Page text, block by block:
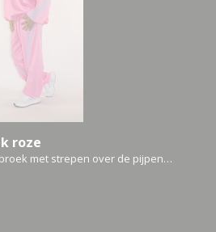
roze
met strepen over de pijpen…